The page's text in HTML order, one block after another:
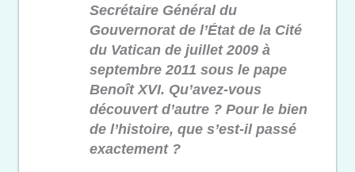
Secrétaire Général du
Gouvernorat de l’État de la Cité
du Vatican de juillet 2009 à
septembre 2011 sous le pape
Benoît XVI. Qu’avez-vous
découvert d’autre ? Pour le bien
de l’histoire, que s’est-il passé
exactement ?